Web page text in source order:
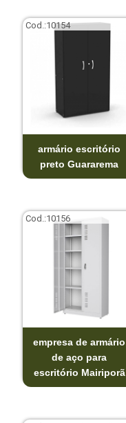
Cod.:10154
armário escritório
preto Guararema
Cod.:10156
empresa de armário
de aço para
escritório Mairiporã